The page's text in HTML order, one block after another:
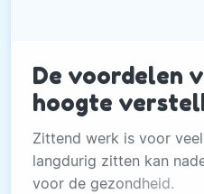
De voordelen
hoogte
Zittend werk is voor
langdurig zitten kan
voor de gezondheid.